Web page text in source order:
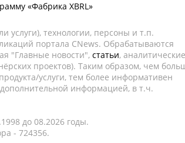
«Фабрика XBRL»
услуги), технологии, персоны и т.п.
портала CNews. Обрабатываются
"Главные новости", статьи, аналитические
проектов). Таким образом, чем
услуги, тем более информативен
информацией, в т.ч.
до 08.2026 годы.
- 724356.